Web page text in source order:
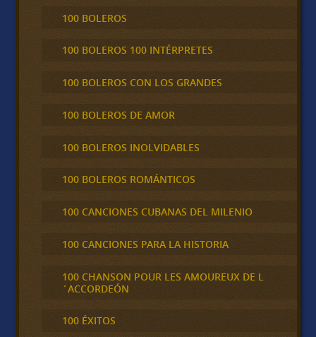
100 BOLEROS
100 BOLEROS 100 INTÉRPRETES
100 BOLEROS CON LOS GRANDES
100 BOLEROS DE AMOR
100 BOLEROS INOLVIDABLES
100 BOLEROS ROMÁNTICOS
100 CANCIONES CUBANAS DEL MILENIO
100 CANCIONES PARA LA HISTORIA
100 CHANSON POUR LES AMOUREUX DE L
´ACCORDEÓN
100 ÉXITOS